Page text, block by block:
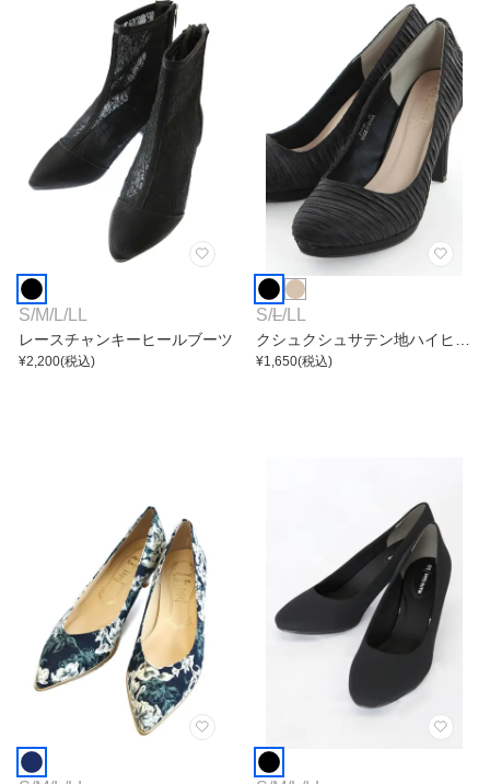
S/M/L /LL
レースチャンキーヒールブーツ
¥2,200(税込)
S/L/LL
クシュクシュサテン地ハイヒー
ル
¥1,650(税込)